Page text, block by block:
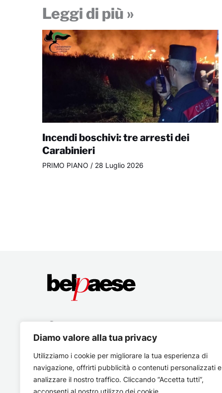
Diamo valore alla tua privacy
Utilizziamo i cookie per migliorare la tua esperienza di
navigazione, offrirti pubblicità o contenuti personalizzati e
analizzare il nostro traffico. Cliccando “Accetta tutti”,
acconsenti al nostro utilizzo dei cookie.
Leggi di più »
Incendi boschivi: tre arresti dei
Carabinieri
PRIMO PIANO / 28 Luglio 2026